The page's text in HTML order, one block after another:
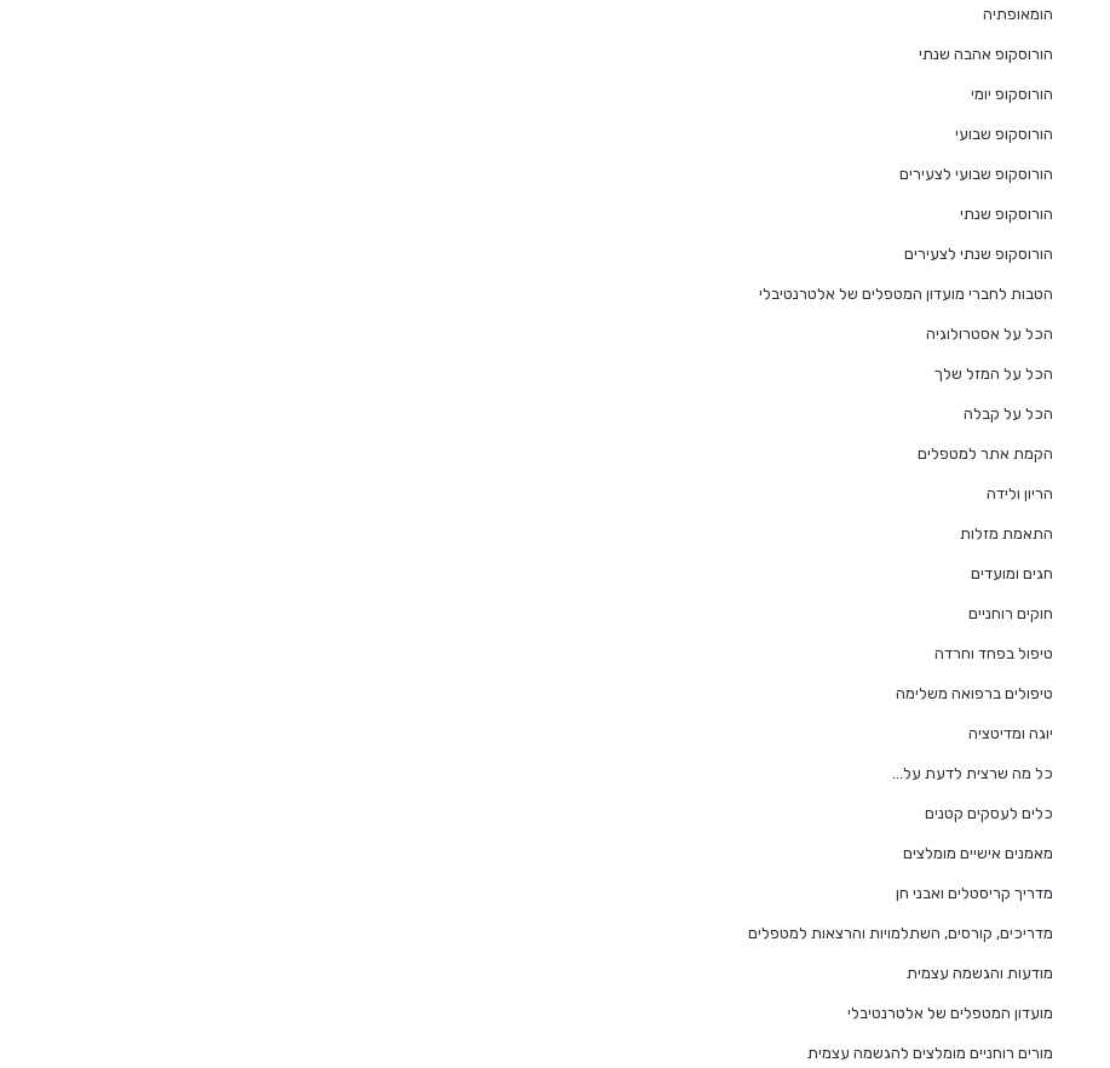
הומאופתיה
הורוסקופ אהבה שנתי
הורוסקופ יומי
הורוסקופ שבועי
הורוסקופ שבועי לצעירים
הורוסקופ שנתי
הורוסקופ שנתי לצעירים
הטבות לחברי מועדון המטפלים של אלטרנטיבלי
הכל על אסטרולוגיה
הכל על המזל שלך
הכל על קבלה
הקמת אתר למטפלים
הריון ולידה
התאמת מזלות
חגים ומועדים
חוקים רוחניים
טיפול בפחד וחרדה
טיפולים ברפואה משלימה
יוגה ומדיטציה
כל מה שרצית לדעת על…
כלים לעסקים קטנים
מאמנים אישיים מומלצים
מדריך קריסטלים ואבני חן
מדריכים, קורסים, השתלמויות והרצאות למטפלים
מודעות והגשמה עצמית
מועדון המטפלים של אלטרנטיבלי
מורים רוחניים מומלצים להגשמה עצמית